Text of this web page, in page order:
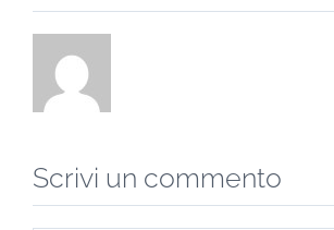
Scrivi un commento